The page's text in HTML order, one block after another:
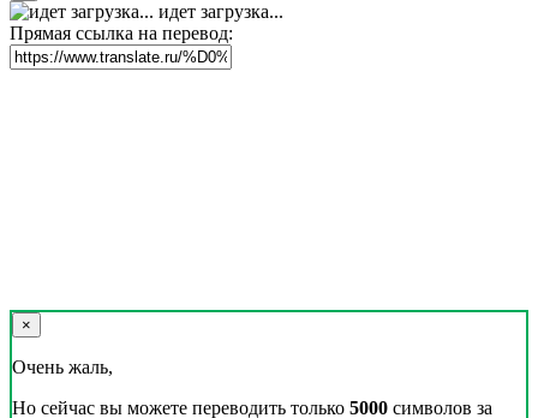
идет загрузка...
Прямая ссылка на перевод:
×
Очень жаль,
Но сейчас вы можете переводить только 5000 символов за